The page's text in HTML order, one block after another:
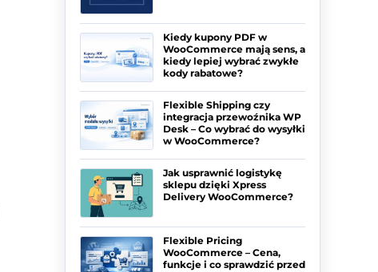
Kiedy kupony PDF w
WooCommerce mają sens, a
kiedy lepiej wybrać zwykłe
kody rabatowe?
Flexible Shipping czy
integracja przewoźnika WP
Desk – Co wybrać do wysyłki
w WooCommerce?
Jak usprawnić logistykę
sklepu dzięki Xpress
Delivery WooCommerce?
Flexible Pricing
WooCommerce – Cena,
funkcje i co sprawdzić przed